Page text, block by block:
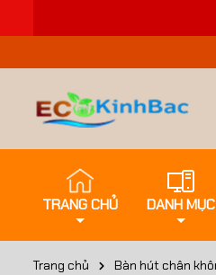
TRANG CHỦ DANH MỤC
Trang chủ Bàn hút chân